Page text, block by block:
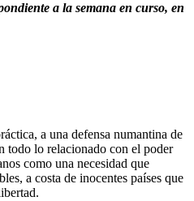
a la semana en curso, en
a una defensa numantina de
todo lo relacionado con el poder
como una necesidad que
a costa de inocentes países que